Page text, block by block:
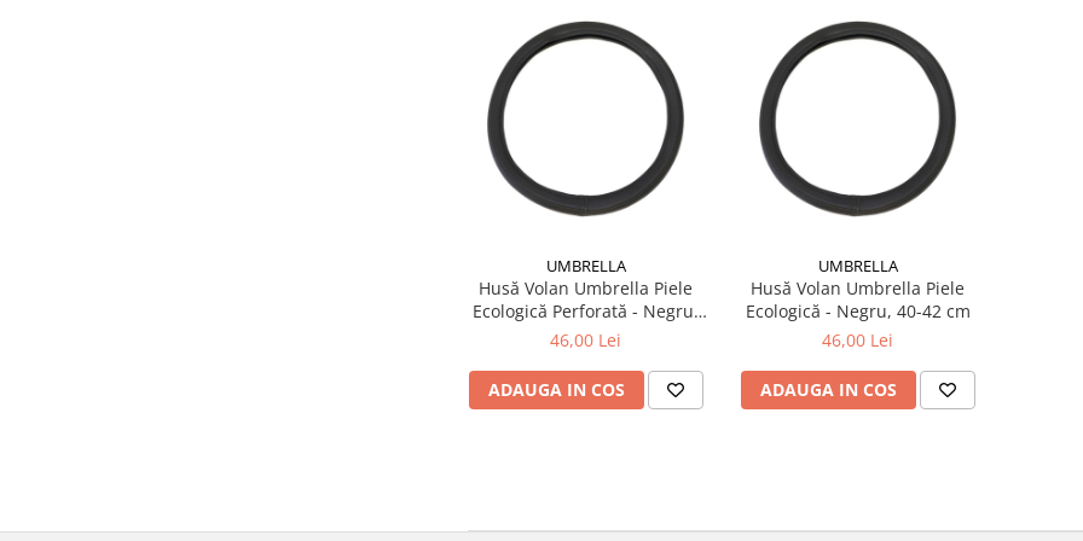
UMBRELLA
Husă Volan Umbrella Piele
Ecologică Perforată - Negru,
40-42 cm
46,00 Lei
ADAUGA IN COS
UMBRELLA
Husă Volan Umbrella Piele
Ecologică - Negru, 40-42 cm
46,00 Lei
ADAUGA IN COS